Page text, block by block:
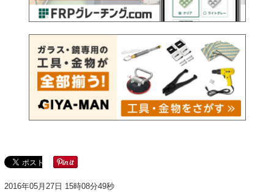
2016年05月27日 15時08分49秒